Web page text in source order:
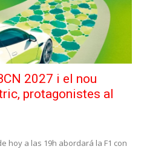
2027 i el nou
protagonistes al
hoy a las 19h abordará la F1 con